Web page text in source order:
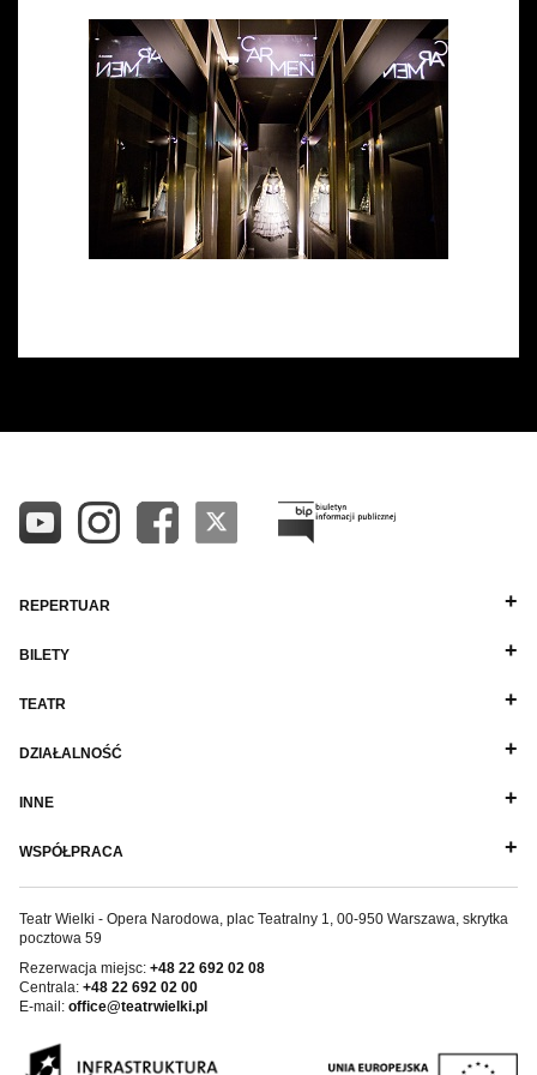
Wynajem kostiumów
Wynajem rekwizytów
Fundusze unijne
Dotacje celowe
REPERTUAR
BILETY
TEATR
DZIAŁALNOŚĆ
INNE
WSPÓŁPRACA
Teatr Wielki - Opera Narodowa, plac Teatralny 1, 00-950 Warszawa, skrytka
pocztowa 59
Rezerwacja miejsc: +48 22 692 02 08
Centrala: +48 22 692 02 00
E-mail: office@teatrwielki.pl